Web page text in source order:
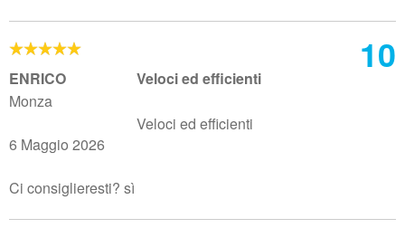
10
ENRICO
Monza
6 Maggio 2026
Ci consiglieresti? sì
Veloci ed efficienti
Veloci ed efficienti